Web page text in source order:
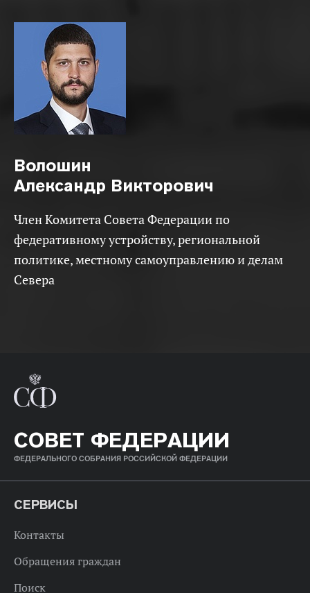
Волошин
Александр Викторович
Член Комитета Совета Федерации по
федеративному устройству, региональной
политике, местному самоуправлению и делам
Севера
СОВЕТ ФЕДЕРАЦИИ
ФЕДЕРАЛЬНОГО СОБРАНИЯ РОССИЙСКОЙ ФЕДЕРАЦИИ
СЕРВИСЫ
Контакты
Обращения граждан
Поиск